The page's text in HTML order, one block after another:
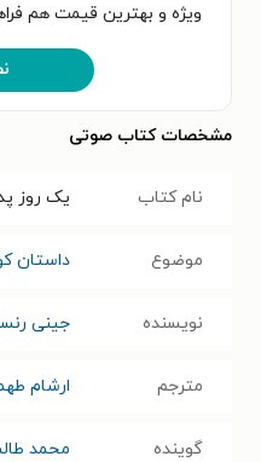
ویژه و بهترین قیمت هم
مشخصات کتاب صوتی
نام کتاب یک روز
موضوع داستان
نویسنده جینی
مترجم ارشام
گوینده محمد